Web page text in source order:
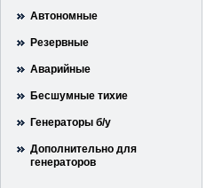
Автономные
Резервные
Аварийные
Бесшумные тихие
Генераторы б/у
Дополнительно для
генераторов